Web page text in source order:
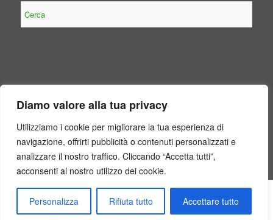
Diamo valore alla tua privacy
Utilizziamo i cookie per migliorare la tua esperienza di
navigazione, offrirti pubblicità o contenuti personalizzati e
analizzare il nostro traffico. Cliccando “Accetta tutti”,
acconsenti al nostro utilizzo dei cookie.
Personalizza Rifiuta tutto Accettare tutto
NOTE LEGALI
Contenuto non presente perché non obbligatorio, per legge, per il
Albo Pretorio Atti Generali